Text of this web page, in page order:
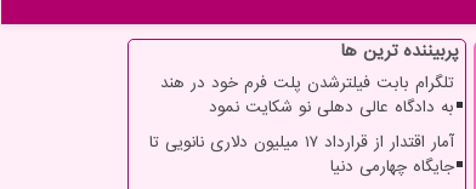
پربیننده ترین ها
تلگرام بابت فیلترشدن پلت فرم خود در هند
به دادگاه عالی دهلی نو شکایت نمود
آمار اقتدار از قرارداد ۱۷ میلیون دلاری نانویی تا
جایگاه چهارمی دنیا